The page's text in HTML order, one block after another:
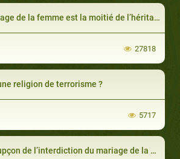
la moitié de l’héritage de l’homme ? est-ce qu’il est ainsi dans tous les cas ?
27818
religion de terrorisme ?
5717
du mariage de la musulmane avec un non musulman